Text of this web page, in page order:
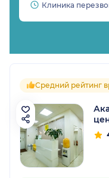
Клиника
Средний рейтинг